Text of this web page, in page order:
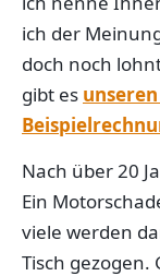
ich der
doch noch
gibt es
Nach über 20
Ein
viele werden
Tisch gezogen.